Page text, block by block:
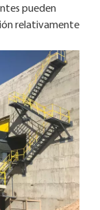
pueden
relativamente